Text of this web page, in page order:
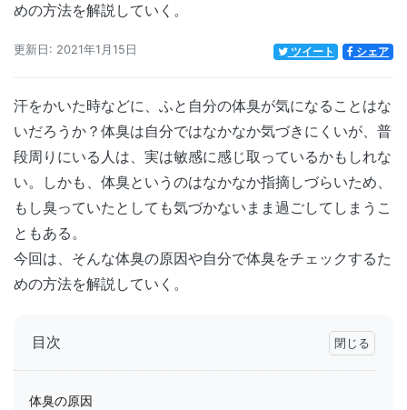
めの方法を解説していく。
更新日: 2021年1月15日 ツイート シェア
汗をかいた時などに、ふと自分の体臭が気になることはな
いだろうか？体臭は自分ではなかなか気づきにくいが、普
段周りにいる人は、実は敏感に感じ取っているかもしれな
い。しかも、体臭というのはなかなか指摘しづらいため、
もし臭っていたとしても気づかないまま過ごしてしまうこ
ともある。
今回は、そんな体臭の原因や自分で体臭をチェックするた
めの方法を解説していく。
目次
体臭の原因